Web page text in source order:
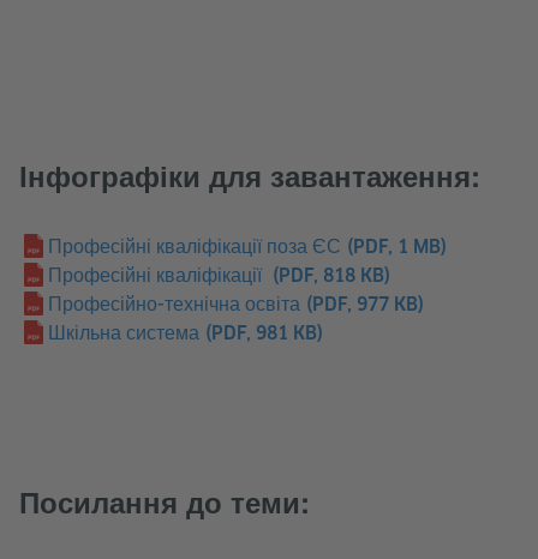
Інфографіки для завантаження:
Професійні кваліфікації поза ЄС (PDF, 1 MB)
Професійні кваліфікації (PDF, 818 KB)
Професійно-технічна освіта (PDF, 977 KB)
Шкільна система (PDF, 981 KB)
Посилання до теми: